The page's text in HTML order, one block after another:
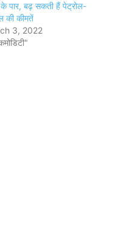
पार, बढ़ सकती हैं पेट्रोल-
की कीमतें
3, 2022